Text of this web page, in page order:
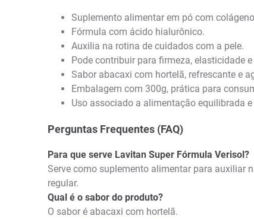
Suplemento alimentar em pó com
Fórmula com ácido hialurônico.
Auxilia na rotina de cuidados com a pele.
Pode contribuir para firmeza, elasticidade
Sabor abacaxi com hortelã, refrescante e
Embalagem com 300g, prática para
Uso associado a alimentação equilibrada
Perguntas Frequentes (FAQ)
Para que serve Lavitan Super Fórmula Verisol?
Serve como suplemento alimentar para auxiliar
regular.
Qual é o sabor do produto?
O sabor é abacaxi com hortelã.